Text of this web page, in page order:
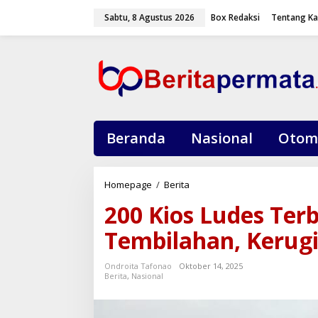
w
Sabtu, 8 Agustus 2026 Box Redaksi Tentang
Beranda Nasional
Homepage / Berita
0
K
i
s
u
200 Kios Ludes
Tembilahan,
Ondroita Tafonao
Oktober 14, 2025
Berita, Nasional